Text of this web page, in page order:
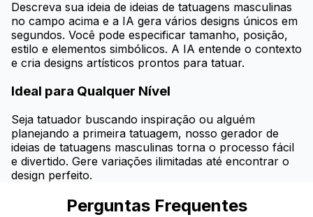
Descreva sua ideia de ideias de tatuagens masculinas
no campo acima e a IA gera vários designs únicos em
segundos. Você pode especificar tamanho, posição,
estilo e elementos simbólicos. A IA entende o contexto
e cria designs artísticos prontos para tatuar.
Ideal para Qualquer Nível
Seja tatuador buscando inspiração ou alguém
planejando a primeira tatuagem, nosso gerador de
ideias de tatuagens masculinas torna o processo fácil
e divertido. Gere variações ilimitadas até encontrar o
design perfeito.
Perguntas Frequentes